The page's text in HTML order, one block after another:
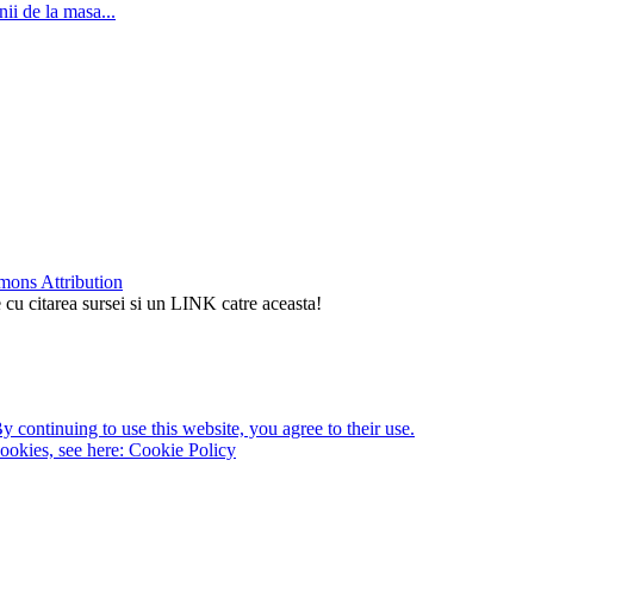
de la masa...
Attribution
citarea sursei si un LINK catre aceasta!
continuing to use this website, you agree to their use.
see here: Cookie Policy